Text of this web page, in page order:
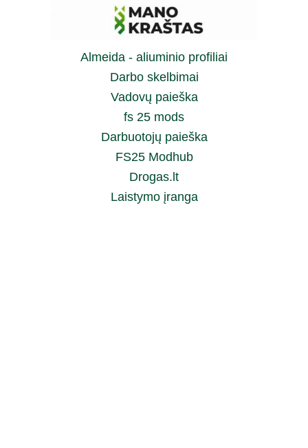
Almeida - aliuminio profiliai
Darbo skelbimai
Vadovų paieška
fs 25 mods
Darbuotojų paieška
FS25 Modhub
Drogas.lt
Laistymo įranga